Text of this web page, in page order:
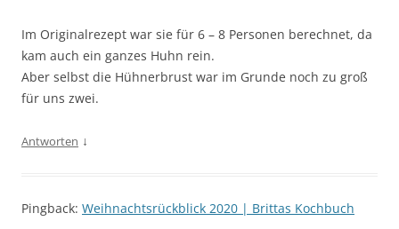
Im Originalrezept war sie für 6 – 8 Personen berechnet, da
kam auch ein ganzes Huhn rein.
Aber selbst die Hühnerbrust war im Grunde noch zu groß
für uns zwei.
Antworten ↓
Pingback: Weihnachtsrückblick 2020 | Brittas Kochbuch